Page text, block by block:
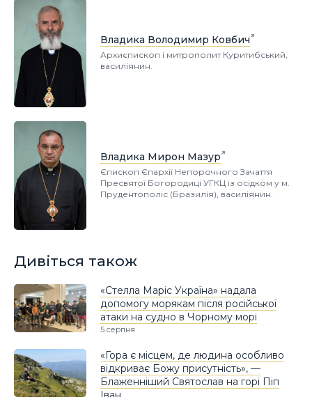
Владика Володимир Ковбич
Архиєпископ і митрополит Куритибський,
василіянин.
Владика Мирон Мазур
Єпископ Єпархії Непорочного Зачаття
Пресвятої Богородиці УГКЦ із осідком у м.
Прудентополіс (Бразилія), василіянин.
Дивіться також
«Стелла Маріс Україна» надала
допомогу морякам після російської
атаки на судно в Чорному морі
5 серпня
«Гора є місцем, де людина особливо
відкриває Божу присутність», —
Блаженніший Святослав на горі Піп